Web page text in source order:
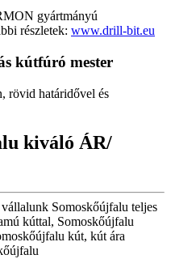
gyártmányú
részletek: www.drill-bit.eu
kútfúró mester
rövid határidővel és
kiváló ÁR/
Somoskőújfalu teljes
kúttal, Somoskőújfalu
kút, kút ára